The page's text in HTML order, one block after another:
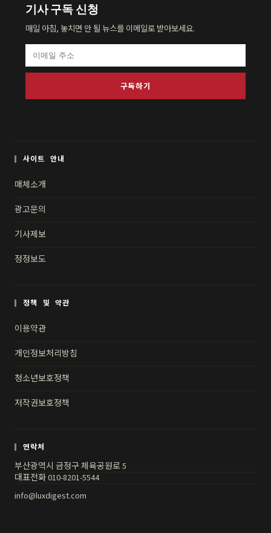
기사 구독 신청
매일 아침, 놓치면 안 될 뉴스를 이메일로 받아보세요.
구독하기
사이트 안내
매체소개
광고문의
기사제보
정정보도
정책 및 약관
이용약관
개인정보처리방침
청소년보호정책
저작권보호정책
연락처
부산광역시 금정구 체육공원로 5
대표전화 010-8201-5544
info@luxdigest.com